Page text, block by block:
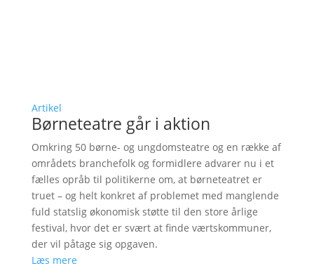
Artikel
Børneteatre går i aktion
Omkring 50 børne- og ungdomsteatre og en række af
områdets branchefolk og formidlere advarer nu i et
fælles opråb til politikerne om, at børneteatret er
truet – og helt konkret af problemet med manglende
fuld statslig økonomisk støtte til den store årlige
festival, hvor det er svært at finde værtskommuner,
der vil påtage sig opgaven.
Læs mere